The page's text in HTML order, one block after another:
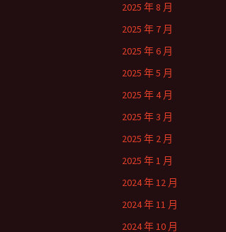
2025 年 8 月
2025 年 7 月
2025 年 6 月
2025 年 5 月
2025 年 4 月
2025 年 3 月
2025 年 2 月
2025 年 1 月
2024 年 12 月
2024 年 11 月
2024 年 10 月